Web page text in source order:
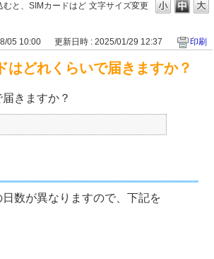
文字サイズ変更
むと、SIMカードはど
05 10:00 更新日時 : 2025/01/29 12:37 印刷
どれくらいで届きますか？
きますか？
数が異なりますので、下記を